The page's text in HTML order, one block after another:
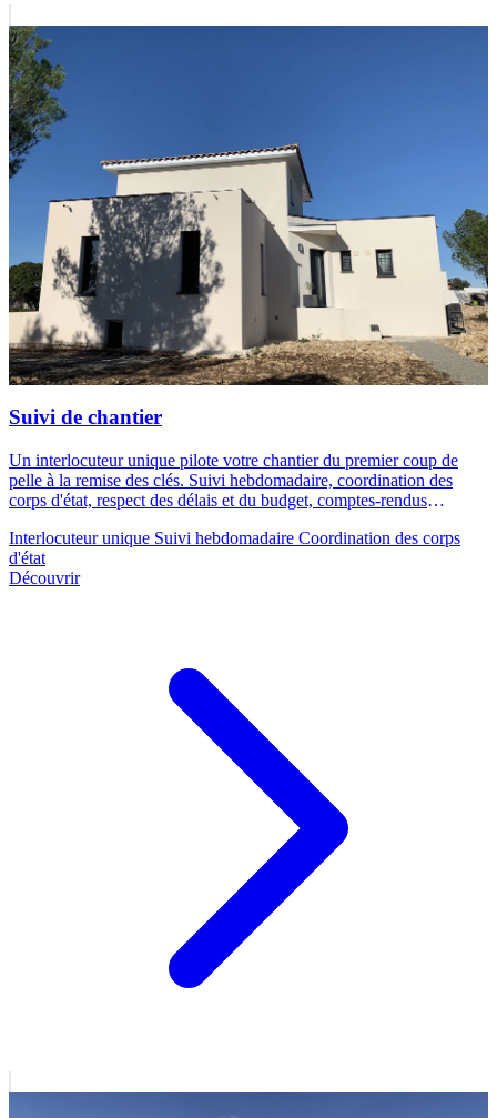
Suivi de chantier
Un interlocuteur unique pilote votre chantier du premier coup de
pelle à la remise des clés. Suivi hebdomadaire, coordination des
corps d'état, respect des délais et du budget, comptes-rendus
Interlocuteur unique Suivi hebdomadaire Coordination des corps
d'état
Découvrir